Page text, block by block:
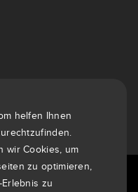
helfen Ihnen
wir Cookies, um
zu optimieren,
zu